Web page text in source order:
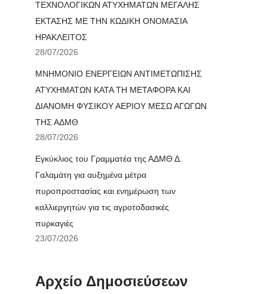
ΤΕΧΝΟΛΟΓΙΚΩΝ ΑΤΥΧΗΜΑΤΩΝ ΜΕΓΑΛΗΣ
ΕΚΤΑΣΗΣ ΜΕ ΤΗΝ ΚΩΔΙΚΗ ΟΝΟΜΑΣΙΑ
ΗΡΑΚΛΕΙΤΟΣ
28/07/2026
ΜΝΗΜΟΝΙΟ ΕΝΕΡΓΕΙΩΝ ΑΝΤΙΜΕΤΩΠΙΣΗΣ
ΑΤΥΧΗΜΑΤΩΝ ΚΑΤΑ ΤΗ ΜΕΤΑΦΟΡΑ ΚΑΙ
ΔΙΑΝΟΜΗ ΦΥΣΙΚΟΥ ΑΕΡΙΟΥ ΜΕΣΩ ΑΓΩΓΩΝ
ΤΗΣ ΑΔΜΘ
28/07/2026
Εγκύκλιος του Γραμματέα της ΑΔΜΘ Δ.
Γαλαμάτη για αυξημένα μέτρα
πυροπροστασίας και ενημέρωση των
καλλιεργητών για τις αγροτοδασικές
πυρκαγιές
23/07/2026
Αρχείο Δημοσιεύσεων